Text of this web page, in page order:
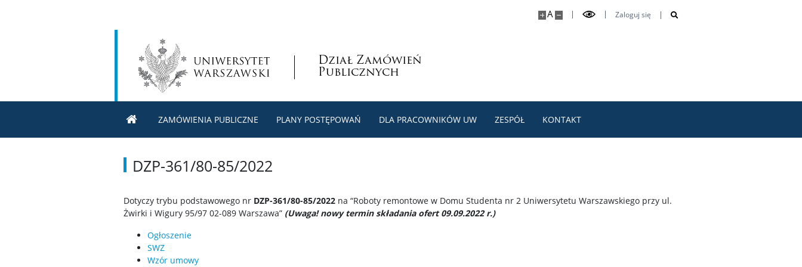
A Zaloguj się
Dział Zamówień
Publicznych
ZAMÓWIENIA PUBLICZNE PLANY POSTĘPOWAŃ DLA PRACOWNIKÓW UW ZESPÓŁ KONTAKT
DZP-361/80-85/2022
Dotyczy trybu podstawowego nr DZP-361/80-85/2022 na “Roboty remontowe w Domu Studenta nr 2 Uniwersytetu Warszawskiego przy ul.
Żwirki i Wigury 95/97 02-089 Warszawa” (Uwaga! nowy termin składania ofert 09.09.2022 r.)
Ogłoszenie
SWZ
Wzór umowy